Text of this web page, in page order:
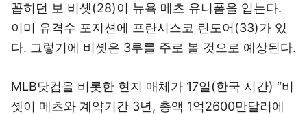
꼽히던 보 비솃(28)이 뉴욕 메츠 유니폼을 입는다.
이미 유격수 포지션에 프란시스코 린도어(33)가 있
다. 그렇기에 비솃은 3루를 주로 볼 것으로 예상된다.
MLB닷컴을 비롯한 현지 매체가 17일(한국 시간) “비
솃이 메츠와 계약기간 3년, 총액 1억2600만달러에